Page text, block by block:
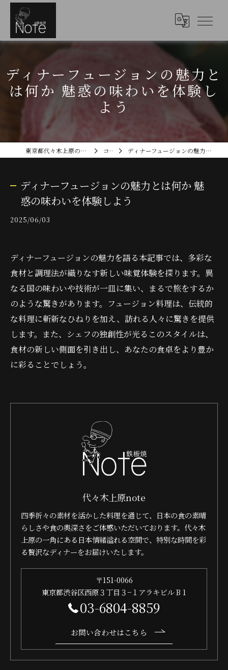
ディナーフュージョンの魅力と
は何か 魅惑の味わいを体験し
よう
東京都代々木上原のディナーなら鉄板焼Note コラム ディナーフュージョンの魅力とは何か 魅惑の味わいを体験しよう
ディナーフュージョンの魅力とは何か 魅
惑の味わいを体験しよう
2025/06/03
ディナーフュージョンの魅力を語る本記事では、多彩な
食材と調理法が織りなす新しい味覚体験を探ります。異
なる国の味わいや技術が一皿に集い、まるで旅をするか
のような驚きがあります。フュージョン料理は、伝統的
な料理に斬新なひねりを加え、訪れる人々に驚きを提供
します。また、シェフの独創性が光るこのスタイルは、
食材の新しい側面を引き出し、あなたの食卓をより豊か
に彩ることでしょう。
代々木上原note
四季折々の素材を活かした料理を通じて、日本の食の素晴
らしさや食の奥深さをご体感いただいております。代々木
上原の一角にある日本情緒溢れる空間で、特別な時間を彩
る贅沢なディナーをお届けいたします。
〒151-0066
東京都渋谷区西原３丁目３−１アラキビル B 1
03-6804-8859
お問い合わせはこちら